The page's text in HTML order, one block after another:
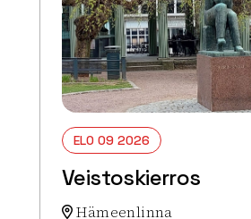
ELO 09 2026
Veistoskierros
Hämeenlinna